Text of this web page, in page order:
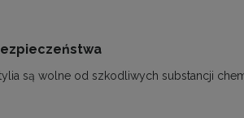
są wolne od szkodliwych substancji